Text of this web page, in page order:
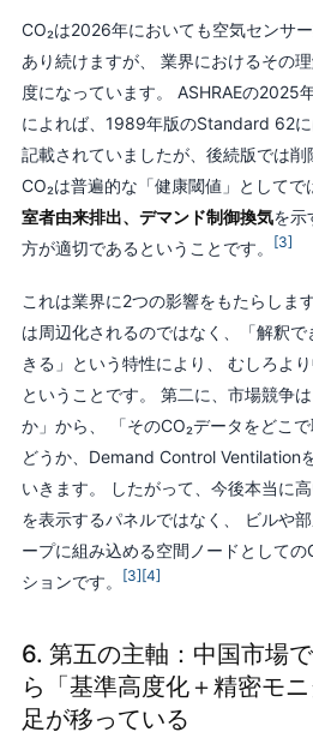
CO₂は2026年においても空気センサ
あり続けますが、 業界におけるその
度になっています。 ASHRAEの2025
によれば、1989年版のStandard 62
記載されていましたが、後続版では削
CO₂は普遍的な「健康閾値」としてで
室者由来排出、デマンド制御換気を示
方が適切であるということです。
[3]
これは業界に2つの影響をもたらしま
は周辺化されるのではなく、「解釈
きる」という特性により、 むしろよ
ということです。 第二に、市場競争
か」から、 「そのCO₂データをどこ
どうか、Demand Control Ventilation
いきます。 したがって、今後本当に
を表示するパネルではなく、 ビルや
ープに組み込める空間ノードとして
ションです。
[3][4]
6. 第五の主軸：中国市場
ら「基準高度化＋精密モ
足が移っている